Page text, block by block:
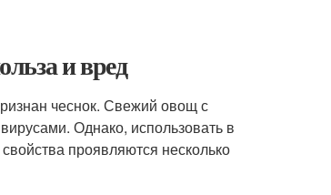
и вред
чеснок. Свежий овощ с
Однако, использовать в
проявляются несколько